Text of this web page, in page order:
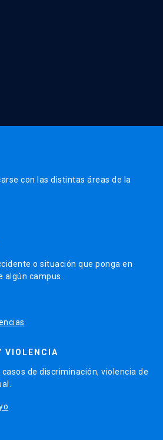
con las distintas áreas de la
o situación que ponga en
algún campus.
VIOLENCIA
de discriminación, violencia de